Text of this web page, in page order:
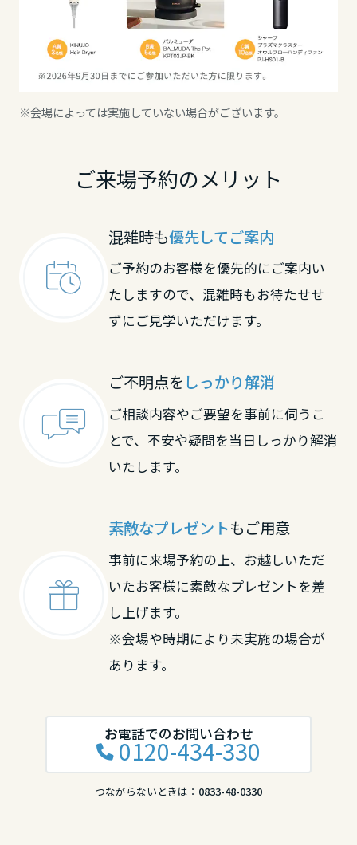
※会場によっては実施していない場合がございます。
ご来場予約のメリット
混雑時も優先してご案内
ご予約のお客様を優先的にご案内い
たしますので、混雑時もお待たせせ
ずにご見学いただけます。
ご不明点を しっかり解消
ご相談内容やご要望を事前に伺うこ
とで、不安や疑問を当日しっかり解消
いたします。
素敵なプレゼントもご用意
事前に来場予約の上、お越しいただ
いたお客様に素敵なプレゼントを差
し上げます。
※会場や時期により未実施の場合が
あります。
お電話でのお問い合わせ
0120-434-330
つながらないときは： 0833-48-0330
岡山県
広島県
香川県
九州エリア
長崎県
大分県